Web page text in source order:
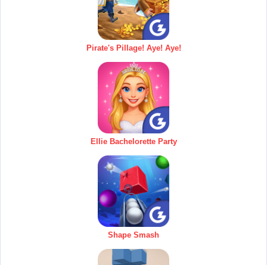
Pirate's Pillage! Aye! Aye!
Ellie Bachelorette Party
Shape Smash